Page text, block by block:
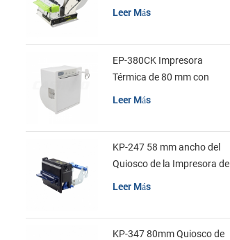
Módulo de
Leer Más
EP-380CK Impresora
Térmica de 80 mm con
Leer Más
KP-247 58 mm ancho del
Quiosco de la Impresora de
Leer Más
KP-347 80mm Quiosco de